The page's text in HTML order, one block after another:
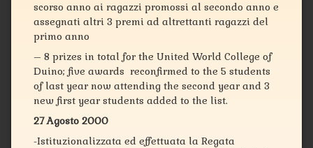
scorso anno ai ragazzi promossi al secondo anno e
assegnati altri 3 premi ad altrettanti ragazzi del
primo anno
– 8 prizes in total for the United World College of
Duino; five awards reconfirmed to the 5 students
of last year now attending the second year and 3
new first year students added to the list.
27 Agosto 2000
-Istituzionalizzata ed effettuata la Regata